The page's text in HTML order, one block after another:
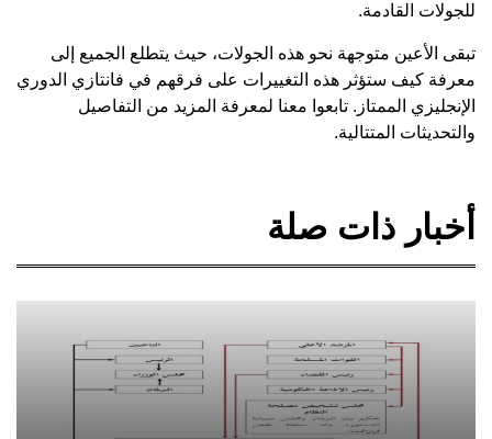
للجولات القادمة.
تبقى الأعين متوجهة نحو هذه الجولات، حيث يتطلع الجميع إلى
معرفة كيف ستؤثر هذه التغييرات على فرقهم في فانتازي الدوري
الإنجليزي الممتاز. تابعوا معنا لمعرفة المزيد من التفاصيل
والتحديثات المتتالية.
أخبار ذات صلة